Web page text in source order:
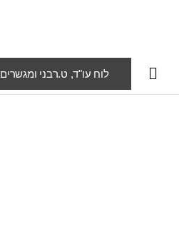
לוח עו"ד, ט.רבני ומגשרים